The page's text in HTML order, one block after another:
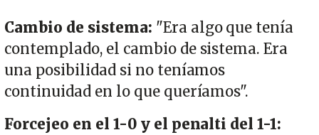
Cambio de sistema: "Era algo que tenía
contemplado, el cambio de sistema. Era
una posibilidad si no teníamos
continuidad en lo que queríamos".
Forcejeo en el 1-0 y el penalti del 1-1: